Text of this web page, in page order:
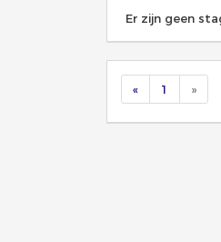
Er zijn geen
« 1 »